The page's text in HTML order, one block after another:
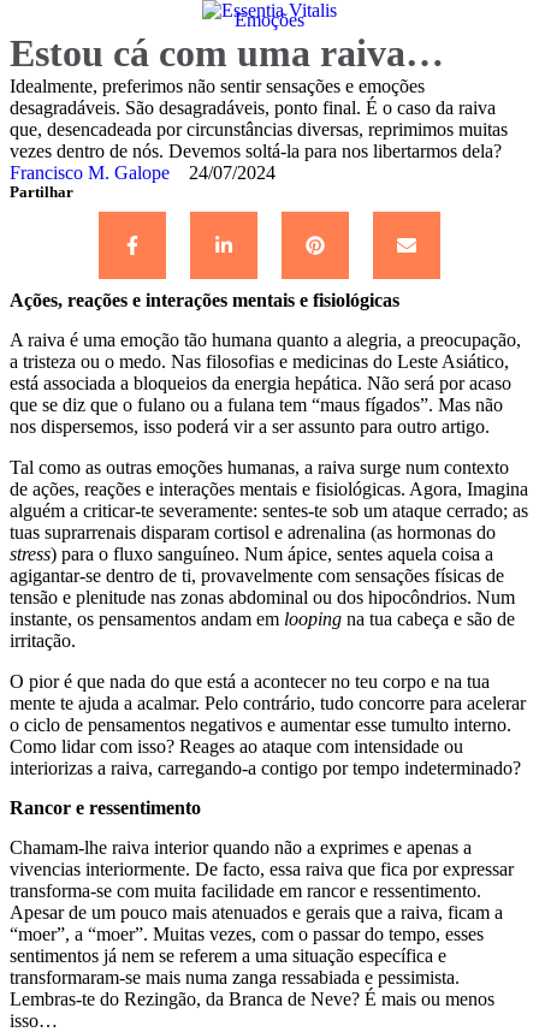
Emoções
Estou cá com uma raiva…
Idealmente, preferimos não sentir sensações e emoções
desagradáveis. São desagradáveis, ponto final. É o caso da raiva
que, desencadeada por circunstâncias diversas, reprimimos muitas
vezes dentro de nós. Devemos soltá-la para nos libertarmos dela?
Francisco M. Galope
24/07/2024
Partilhar
Ações, reações e interações mentais e fisiológicas
A raiva é uma emoção tão humana quanto a alegria, a preocupação,
a tristeza ou o medo. Nas filosofias e medicinas do Leste Asiático,
está associada a bloqueios da energia hepática. Não será por acaso
que se diz que o fulano ou a fulana tem “maus fígados”. Mas não
nos dispersemos, isso poderá vir a ser assunto para outro artigo.
Tal como as outras emoções humanas, a raiva surge num contexto
de ações, reações e interações mentais e fisiológicas. Agora, Imagina
alguém a criticar-te severamente: sentes-te sob um ataque cerrado; as
tuas suprarrenais disparam cortisol e adrenalina (as hormonas do
stress) para o fluxo sanguíneo. Num ápice, sentes aquela coisa a
agigantar-se dentro de ti, provavelmente com sensações físicas de
tensão e plenitude nas zonas abdominal ou dos hipocôndrios. Num
instante, os pensamentos andam em looping na tua cabeça e são de
irritação.
O pior é que nada do que está a acontecer no teu corpo e na tua
mente te ajuda a acalmar. Pelo contrário, tudo concorre para acelerar
o ciclo de pensamentos negativos e aumentar esse tumulto interno.
Como lidar com isso? Reages ao ataque com intensidade ou
interiorizas a raiva, carregando-a contigo por tempo indeterminado?
Rancor e ressentimento
Chamam-lhe raiva interior quando não a exprimes e apenas a
vivencias interiormente. De facto, essa raiva que fica por expressar
transforma-se com muita facilidade em rancor e ressentimento.
Apesar de um pouco mais atenuados e gerais que a raiva, ficam a
“moer”, a “moer”. Muitas vezes, com o passar do tempo, esses
sentimentos já nem se referem a uma situação específica e
transformaram-se mais numa zanga ressabiada e pessimista.
Lembras-te do Rezingão, da Branca de Neve? É mais ou menos
isso…